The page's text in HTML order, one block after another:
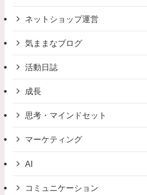
ネットショップ運営
気ままなブログ
活動日誌
成長
思考・マインドセット
マーケティング
AI
コミュニケーション